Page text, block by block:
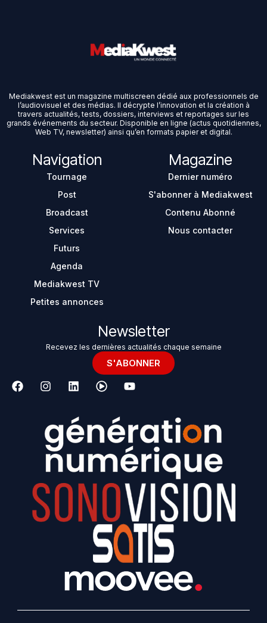
Mediakwest est un magazine multiscreen dédié aux professionnels de
l’audiovisuel et des médias. Il décrypte l’innovation et la création à
travers actualités, tests, dossiers, interviews et reportages sur les
grands événements du secteur. Disponible en ligne (actus quotidiennes,
Web TV, newsletter) ainsi qu’en formats papier et digital.
Navigation
Tournage
Post
Broadcast
Services
Futurs
Agenda
Mediakwest TV
Petites annonces
Magazine
Dernier numéro
S'abonner à Mediakwest
Contenu Abonné
Nous contacter
Newsletter
Recevez les dernières actualités chaque semaine
S'ABONNER